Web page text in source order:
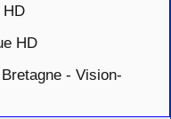
HD
HD
- Vision-